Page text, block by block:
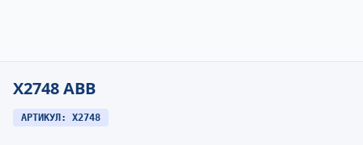
X2748 ABB
АРТИКУЛ: X2748